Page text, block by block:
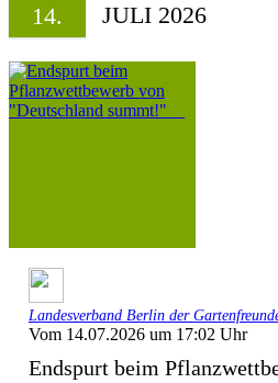
14. JULI 2026
Landesverband Berlin der
Vom 14.07.2026 um 17:02 Uhr
Endspurt beim